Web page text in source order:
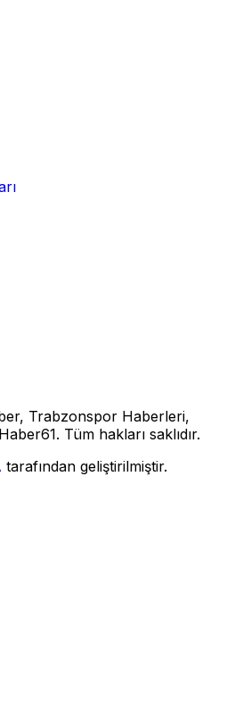
Trabzonspor Haberleri,
Tüm hakları saklıdır.
tarafından geliştirilmiştir.